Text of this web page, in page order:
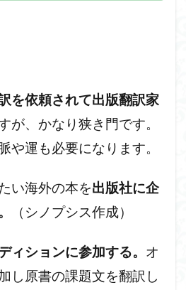
を依頼されて出版翻訳家
が、かなり狭き門です。
や運も必要になります。
海外の本を出版社に企
（シノプシス作成）
ィションに参加する。 オ
し原書の課題文を翻訳し